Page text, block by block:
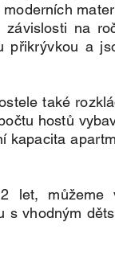
na
přikrývkou a
také
hostů
kapacita
let, můžeme
s vhodným